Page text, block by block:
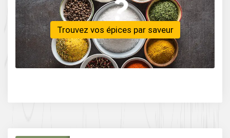
Trouvez vos épices par saveur